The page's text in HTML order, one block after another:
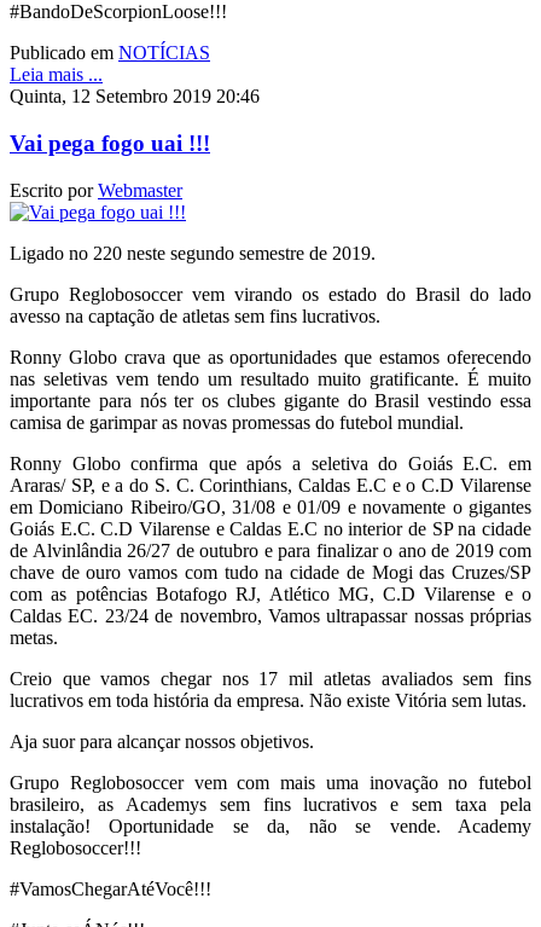
#BandoDeScorpionLoose!!!
Publicado em NOTÍCIAS
Leia mais ...
Quinta, 12 Setembro 2019 20:46
Vai pega fogo uai !!!
Escrito porWebmaster
Ligado no 220 neste segundo semestre de 2019.
Grupo Reglobosoccer vem virando os estado do Brasil do lado
avesso na captação de atletas sem fins lucrativos.
Ronny Globo crava que as oportunidades que estamos oferecendo
nas seletivas vem tendo um resultado muito gratificante. É muito
importante para nós ter os clubes gigante do Brasil vestindo essa
camisa de garimpar as novas promessas do futebol mundial.
Ronny Globo confirma que após a seletiva do Goiás E.C. em
Araras/ SP, e a do S. C. Corinthians, Caldas E.C e o C.D Vilarense
em Domiciano Ribeiro/GO, 31/08 e 01/09 e novamente o gigantes
Goiás E.C. C.D Vilarense e Caldas E.C no interior de SP na cidade
de Alvinlândia 26/27 de outubro e para finalizar o ano de 2019 com
chave de ouro vamos com tudo na cidade de Mogi das Cruzes/SP
com as potências Botafogo RJ, Atlético MG, C.D Vilarense e o
Caldas EC. 23/24 de novembro, Vamos ultrapassar nossas próprias
metas.
Creio que vamos chegar nos 17 mil atletas avaliados sem fins
lucrativos em toda história da empresa. Não existe Vitória sem lutas.
Aja suor para alcançar nossos objetivos.
Grupo Reglobosoccer vem com mais uma inovação no futebol
brasileiro, as Academys sem fins lucrativos e sem taxa pela
instalação! Oportunidade se da, não se vende. Academy
Reglobosoccer!!!
#VamosChegarAtéVocê!!!